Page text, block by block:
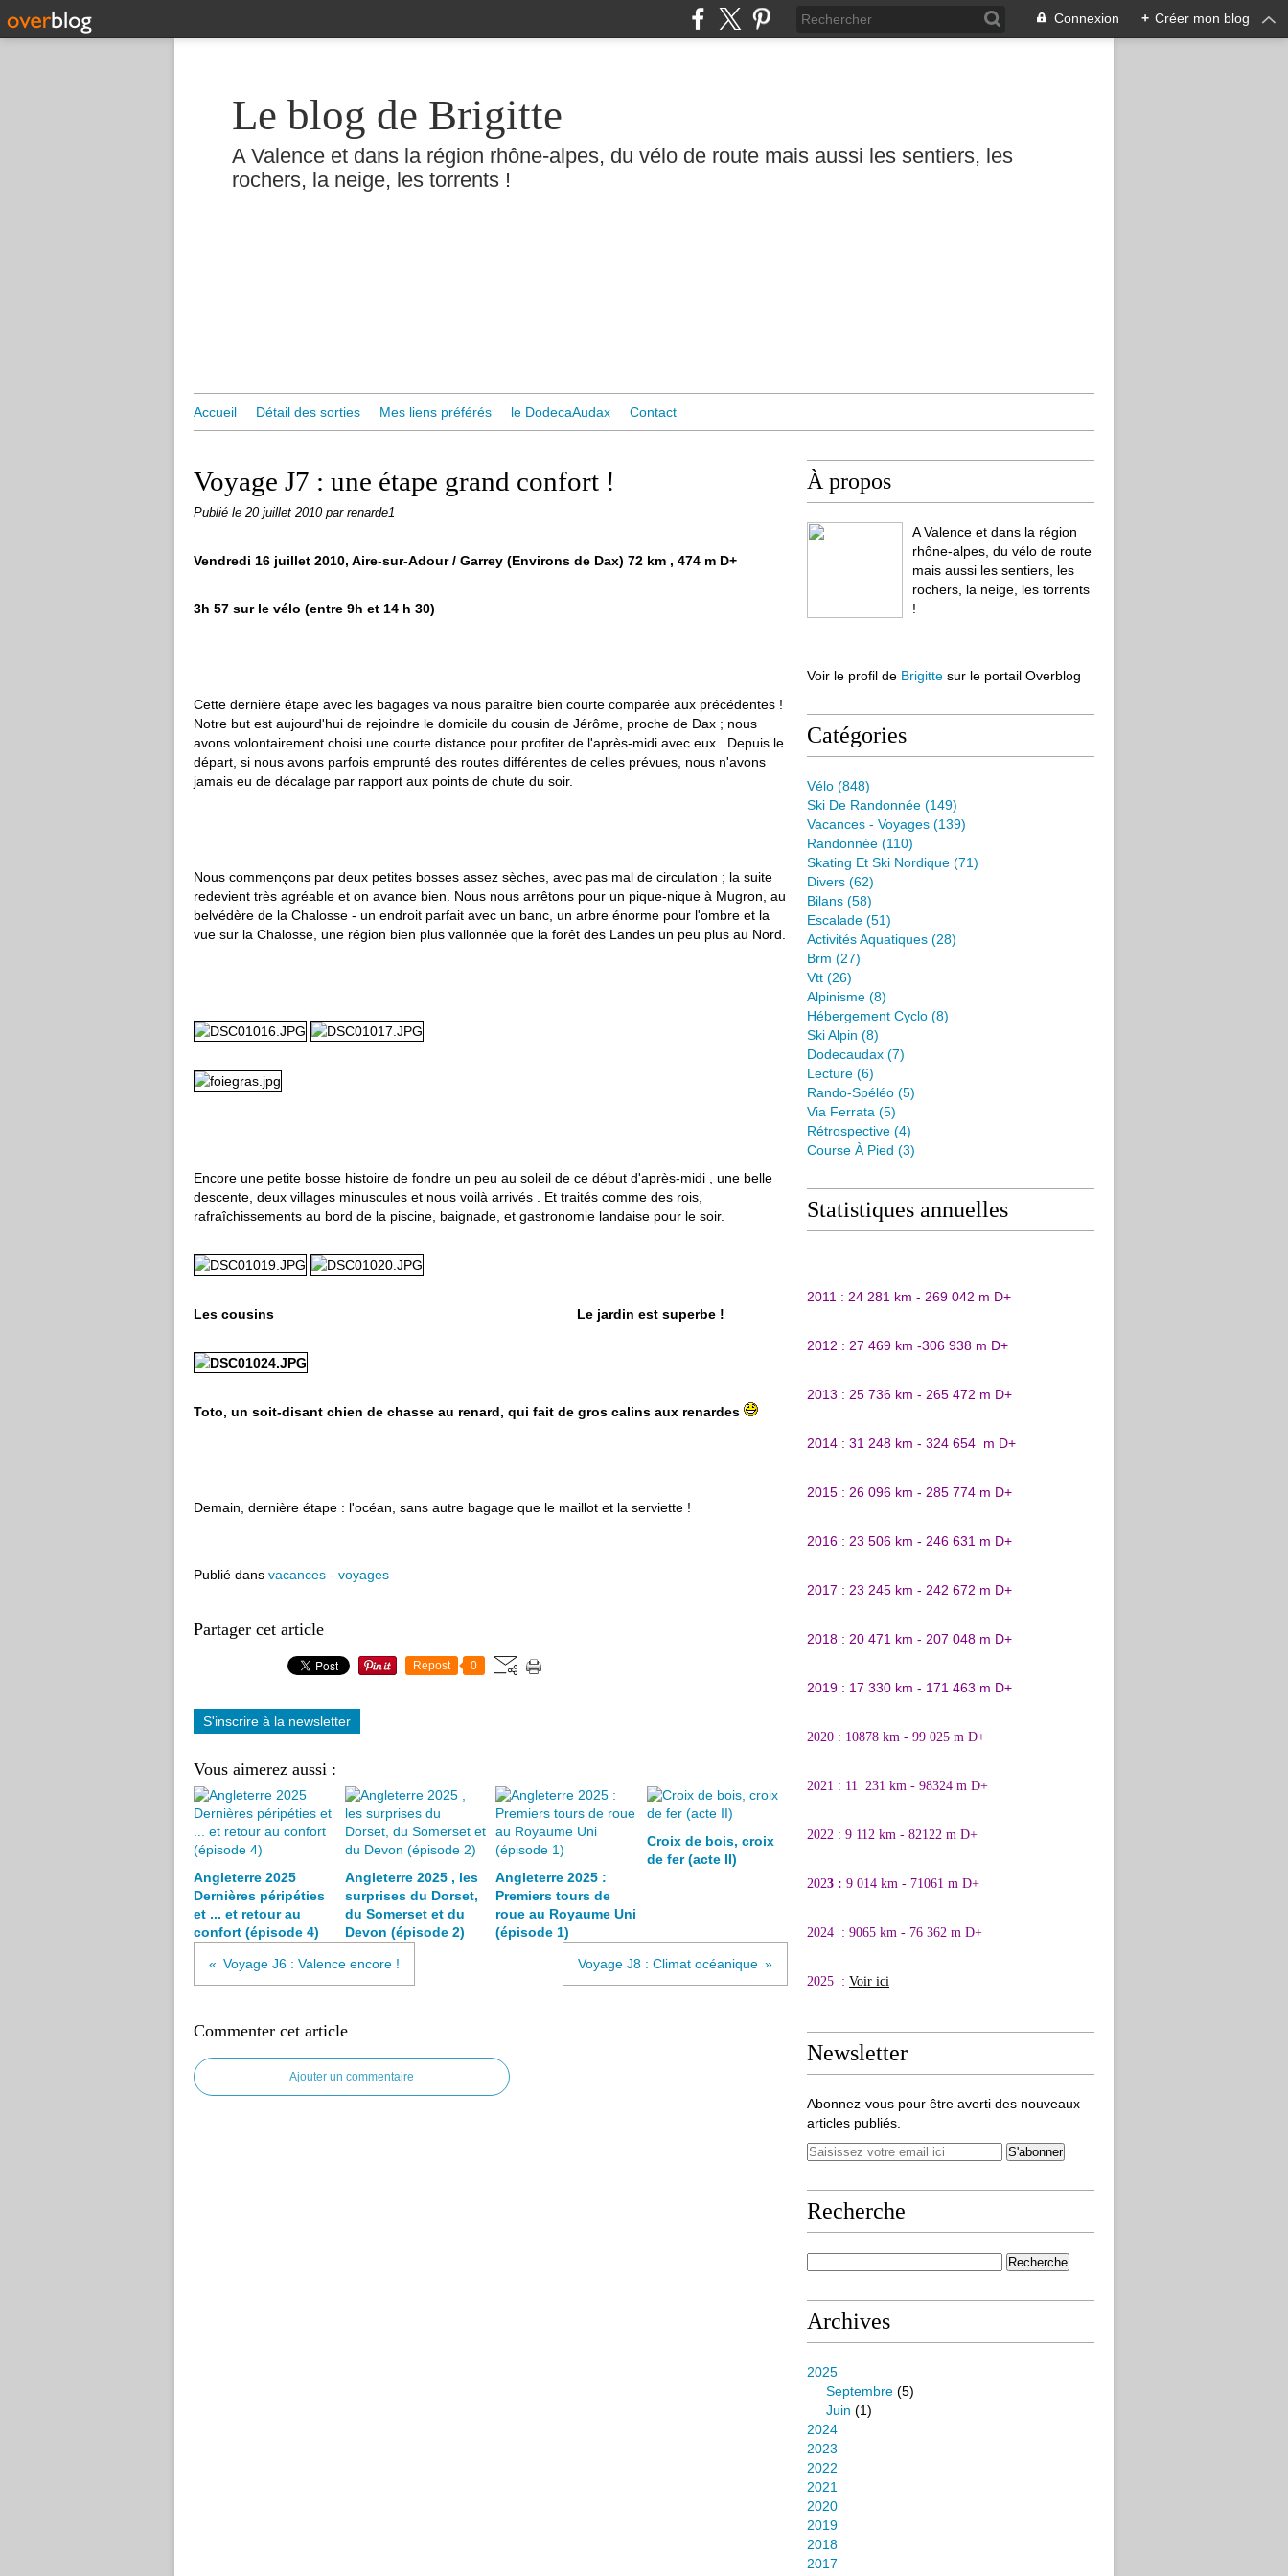
Connexion + Créer mon blog
Le blog de Brigitte
A Valence et dans la région rhône-alpes, du vélo de route mais aussi les sentiers, les
rochers, la neige, les torrents !
Accueil Détail des sorties Mes liens préférés le DodecaAudax Contact
Voyage J7 : une étape grand confort !
Publié le 20 juillet 2010 par renarde1
Vendredi 16 juillet 2010, Aire-sur-Adour / Garrey (Environs de Dax) 72 km , 474 m D+
3h 57 sur le vélo (entre 9h et 14 h 30)
Cette dernière étape avec les bagages va nous paraître bien courte comparée aux précédentes !
Notre but est aujourd'hui de rejoindre le domicile du cousin de Jérôme, proche de Dax ; nous
avons volontairement choisi une courte distance pour profiter de l'après-midi avec eux. Depuis le
départ, si nous avons parfois emprunté des routes différentes de celles prévues, nous n'avons
jamais eu de décalage par rapport aux points de chute du soir.
Nous commençons par deux petites bosses assez sèches, avec pas mal de circulation ; la suite
redevient très agréable et on avance bien. Nous nous arrêtons pour un pique-nique à Mugron, au
belvédère de la Chalosse - un endroit parfait avec un banc, un arbre énorme pour l'ombre et la
vue sur la Chalosse, une région bien plus vallonnée que la forêt des Landes un peu plus au Nord.
Encore une petite bosse histoire de fondre un peu au soleil de ce début d'après-midi , une belle
descente, deux villages minuscules et nous voilà arrivés . Et traités comme des rois,
rafraîchissements au bord de la piscine, baignade, et gastronomie landaise pour le soir.
Les cousins Le jardin est superbe !
Toto, un soit-disant chien de chasse au renard, qui fait de gros calins aux renardes
Demain, dernière étape : l'océan, sans autre bagage que le maillot et la serviette !
Publié dans vacances - voyages
Partager cet article
Repost 0
S'inscrire à la newsletter
Vous aimerez aussi :
Angleterre 2025
Dernières péripéties
et ... et retour au
confort (épisode 4)
Angleterre 2025 , les
surprises du Dorset,
du Somerset et du
Devon (épisode 2)
Angleterre 2025 :
Premiers tours de
roue au Royaume Uni
(épisode 1)
Croix de bois, croix
de fer (acte II)
Voyage J6 : Valence encore ! Voyage J8 : Climat océanique
Commenter cet article
Ajouter un commentaire
À propos
A Valence et dans la région
rhône-alpes, du vélo de route
mais aussi les sentiers, les
rochers, la neige, les torrents
!
Voir le profil de Brigitte sur le portail Overblog
Catégories
Vélo (848)
Ski De Randonnée (149)
Vacances - Voyages (139)
Randonnée (110)
Skating Et Ski Nordique (71)
Divers (62)
Bilans (58)
Escalade (51)
Activités Aquatiques (28)
Brm (27)
Vtt (26)
Alpinisme (8)
Hébergement Cyclo (8)
Ski Alpin (8)
Dodecaudax (7)
Lecture (6)
Rando-Spéléo (5)
Via Ferrata (5)
Rétrospective (4)
Course À Pied (3)
Statistiques annuelles
2011 : 24 281 km - 269 042 m D+
2012 : 27 469 km -306 938 m D+
2013 : 25 736 km - 265 472 m D+
2014 : 31 248 km - 324 654 m D+
2015 : 26 096 km - 285 774 m D+
2016 : 23 506 km - 246 631 m D+
2017 : 23 245 km - 242 672 m D+
2018 : 20 471 km - 207 048 m D+
2019 : 17 330 km - 171 463 m D+
2020 : 10878 km - 99 025 m D+
2021 : 11 231 km - 98324 m D+
2022 : 9 112 km - 82122 m D+
2023 : 9 014 km - 71061 m D+
2024 : 9065 km - 76 362 m D+
2025 : Voir ici
Newsletter
Abonnez-vous pour être averti des nouveaux
articles publiés.
Recherche
Archives
2025
Septembre (5)
Juin (1)
2024
2023
2022
2021
2020
2019
2018
2017